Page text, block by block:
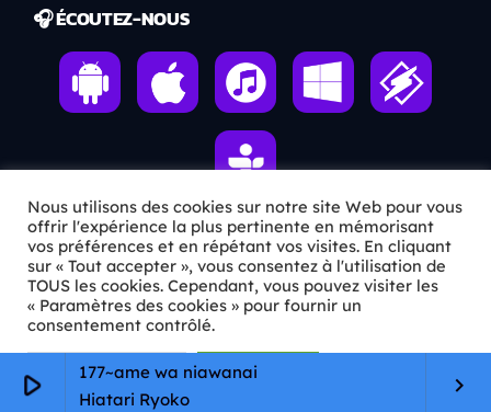
play_arrow
177~ame wa niawanai
Hiatari Ryoko
keyboard_arrow_right
🎧 ÉCOUTEZ-NOUS
ℹ️ INFOS PRATIQUES
✉️Contact
🦊Qui sommes-nous ?
📄
Mentions légales
Nous utilisons des cookies sur notre site Web pour vous
offrir l'expérience la plus pertinente en mémorisant
vos préférences et en répétant vos visites. En cliquant
sur « Tout accepter », vous consentez à l'utilisation de
TOUS les cookies. Cependant, vous pouvez visiter les
« Paramètres des cookies » pour fournir un
consentement contrôlé.
Paramètres Cookie Tout accepter